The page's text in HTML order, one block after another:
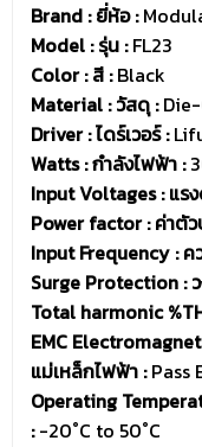
Brand : ยี่ห้อ :
Model : รุ่น :FL23
Color : สี :Black
Material : วัสดุ :Die-
Driver :ไดร์เวอร์ :
Watts : กำลังไฟฟ้า :
Input Voltages : แร
Power factor : ค่าตั
Input Frequency : ค
Surge Protection :
Total harmonic
EMC
แม่เหล็กไฟฟ้า :Pass
Operating
:-20˚C to 50˚C